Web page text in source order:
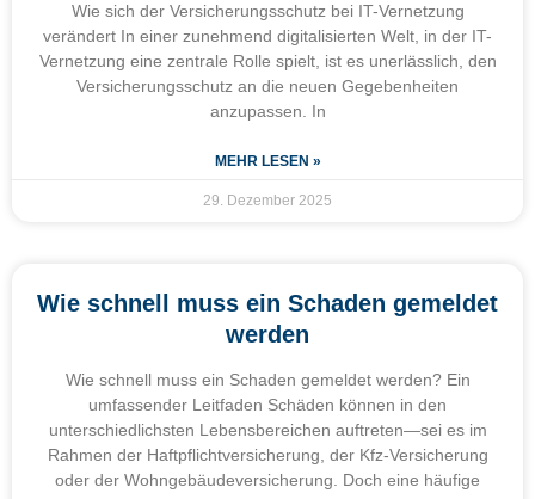
Wie sich der Versicherungsschutz bei IT-Vernetzung
verändert In einer zunehmend digitalisierten Welt, in der IT-
Vernetzung eine zentrale Rolle spielt, ist es unerlässlich, den
Versicherungsschutz an die neuen Gegebenheiten
anzupassen. In
MEHR LESEN »
29. Dezember 2025
Wie schnell muss ein Schaden gemeldet
werden
Wie schnell muss ein Schaden gemeldet werden? Ein
umfassender Leitfaden Schäden können in den
unterschiedlichsten Lebensbereichen auftreten—sei es im
Rahmen der Haftpflichtversicherung, der Kfz-Versicherung
oder der Wohngebäudeversicherung. Doch eine häufige